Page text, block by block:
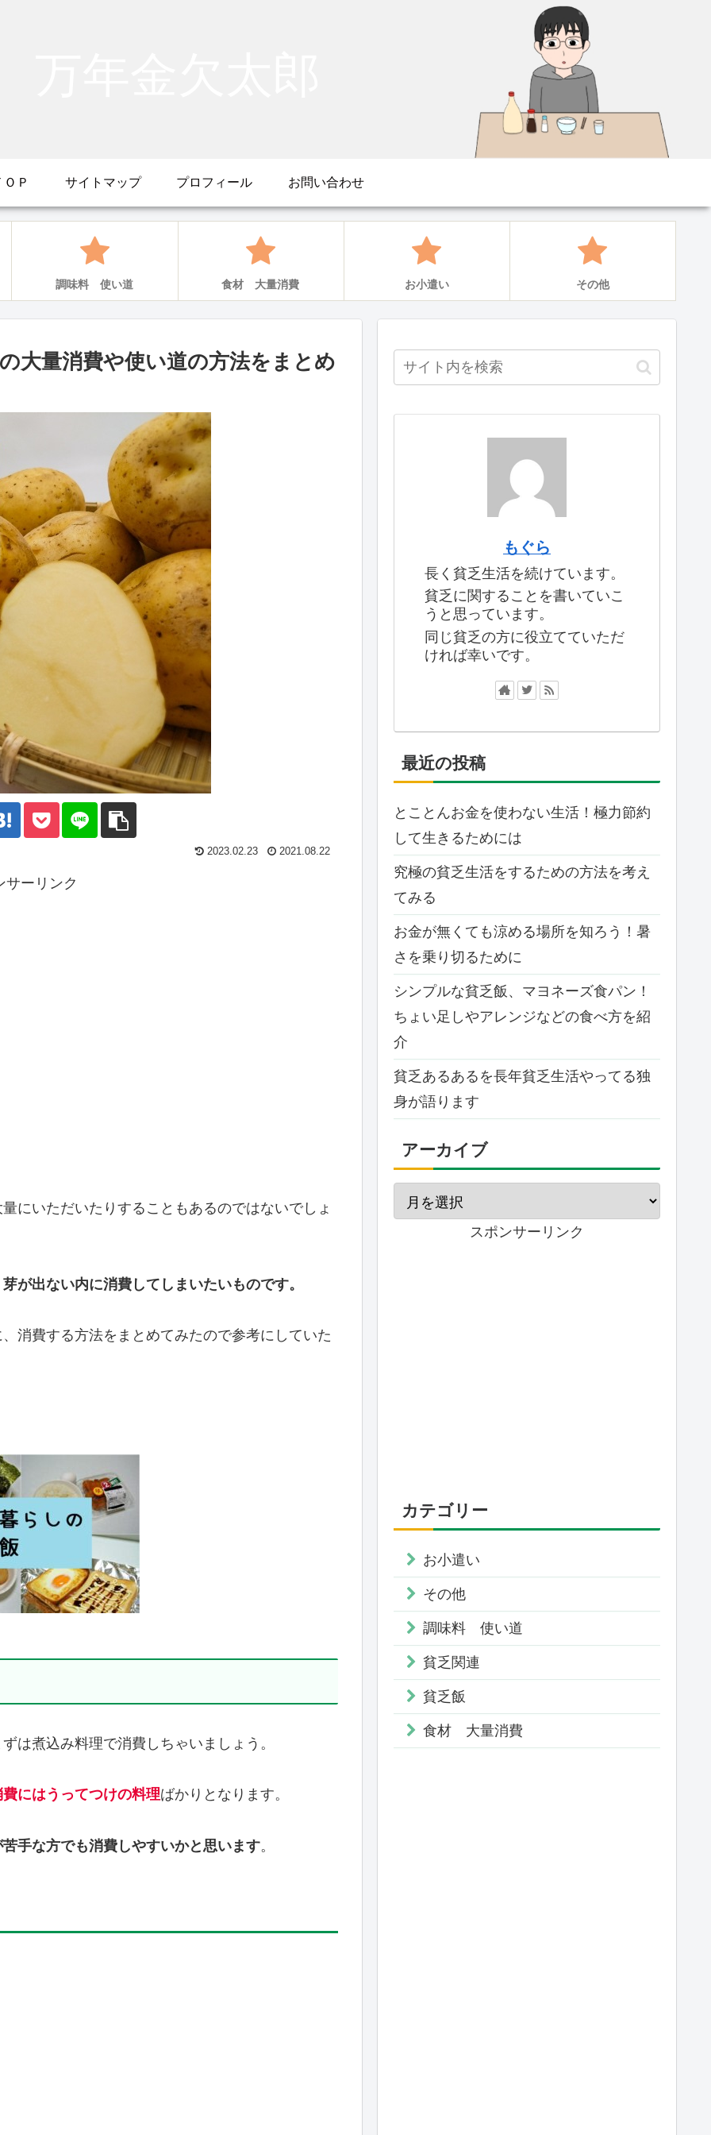
ＯＰ サイトマップ プロフィール お問い合わせ
調味料 使い道 食材 大量消費 お小遣い その他
大量消費や使い道の方法をまとめ
2023.02.23 2021.08.22
サーリンク
にいただいたりすることもあるのではないでしょ
が出ない内に消費してしまいたいものです。
消費する方法をまとめてみたので参考にしていた
は煮込み料理で消費しちゃいましょう。
にはうってつけの料理ばかりとなります。
手な方でも消費しやすいかと思います。
もぐら
長く貧乏生活を続けています。
貧乏に関することを書いていこ
うと思っています。
同じ貧乏の方に役立てていただ
ければ幸いです。
最近の投稿
とことんお金を使わない生活！極力節約
して生きるためには
究極の貧乏生活をするための方法を考え
てみる
お金が無くても涼める場所を知ろう！暑
さを乗り切るために
シンプルな貧乏飯、マヨネーズ食パン！
ちょい足しやアレンジなどの食べ方を紹
介
貧乏あるあるを長年貧乏生活やってる独
身が語ります
アーカイブ
スポンサーリンク
カテゴリー
お小遣い
その他
調味料 使い道
貧乏関連
貧乏飯
食材 大量消費